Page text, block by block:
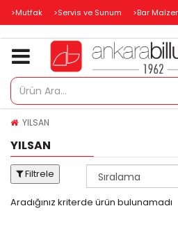
>Mutfak >Servis ve Sunum >Bar
YILSAN
YILSAN
Filtrele
Aradığınız kriterde ürün bulunamadı